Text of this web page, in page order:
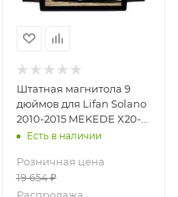
Штатная магнитола 9
дюймов для Lifan Solano
2010-2015 MEKEDE X20-
W 3311-6829 Android 13
9863A DSP
Есть в наличии
Розничная цена
19 654₽
Распродажа